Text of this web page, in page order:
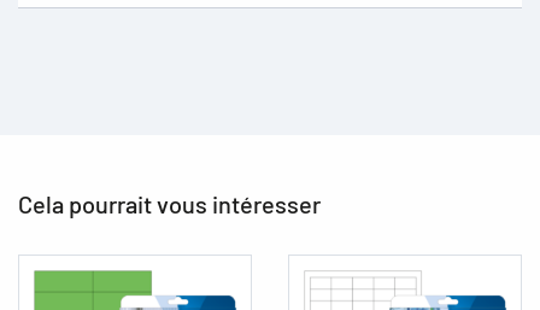
Cela pourrait vous intéresser